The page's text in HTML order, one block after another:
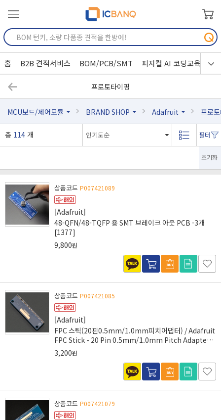
홈 B2B 견적서비스 BOM/PCB/SMT 피지컬 AI 코딩교육
프로토타이핑
MCU보드/제어모듈 BRAND SHOP Adafruit 프로
총 114 개
초기화
상품코드 P007421089
[Adafruit]
48-QFN/48-TQFP 용 SMT 브레이크 아웃 PCB -3개
[1377]
9,800원
상품코드 P007421085
[Adafruit]
FPC 스틱(20핀0.5mm/1.0mm피치어댑터) / Adafruit
FPC Stick - 20 Pin 0.5mm/1.0mm Pitch Adapter
[1325]
3,200원
상품코드 P007421079